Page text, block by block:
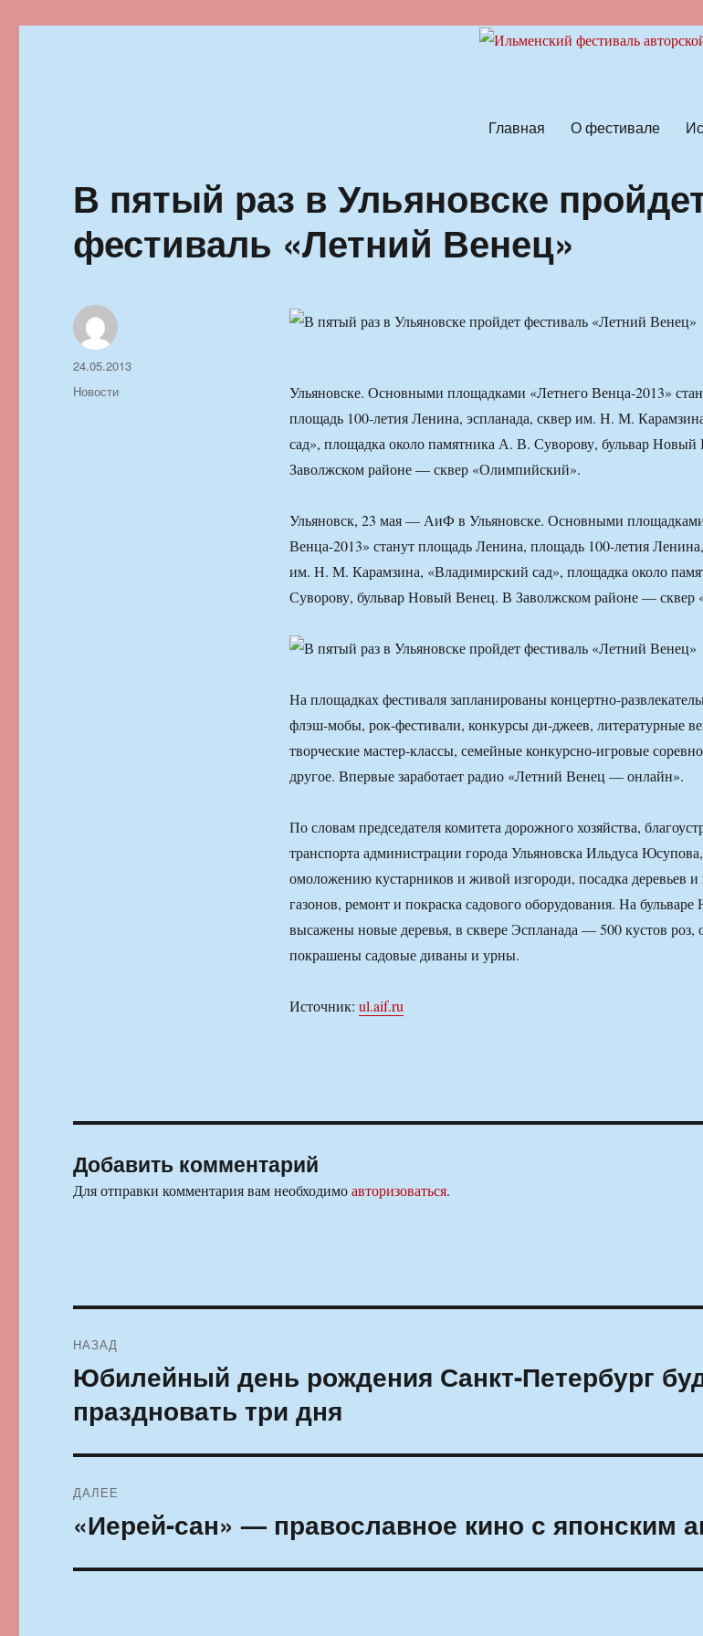
Главная О фестивале
В пятый раз в Ульяновске
фестиваль «Летний Венец»
Ульяновске. Основными площадками «Летнего Венца-2013»
площадь 100-летия Ленина, эспланада, сквер им. Н. М.
сад», площадка около памятника А. В. Суворову, бульвар
Заволжском районе — сквер «Олимпийский».
Ульяновск, 23 мая — АиФ в Ульяновске. Основными
Венца-2013» станут площадь Ленина, площадь 100-летия
им. Н. М. Карамзина, «Владимирский сад», площадка около
Суворову, бульвар Новый Венец. В Заволжском районе —
На площадках фестиваля запланированы концертно-
флэш-мобы, рок-фестивали, конкурсы ди-джеев, литературные
творческие мастер-классы, семейные конкурсно-игровые
другое. Впервые заработает радио «Летний Венец — онлайн».
По словам председателя комитета дорожного хозяйства,
транспорта администрации города Ульяновска Ильдуса
омоложению кустарников и живой изгороди, посадка деревьев и
газонов, ремонт и покраска садового оборудования. На
высажены новые деревья, в сквере Эспланада — 500 кустов роз,
покрашены садовые диваны и урны.
Источник: ul.aif.ru
Автор
Опубликовано
24.05.2013
Рубрики
Новости
Добавить комментарий
Для отправки комментария вам необходимоавторизоваться.
по
записям
НАЗАД
Предыдущая
Юбилейный день рождения Санкт-Петербург
праздновать три дня
ДАЛЕЕ
Следующая
«Иерей-сан» — православное кино с японским